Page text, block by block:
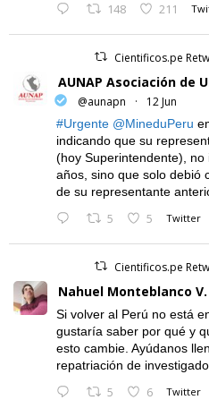
148 211
Cientificos.pe
AUNAP Asociación de
@aunapn · 12 Jun
#Urgente @MineduPeru
indicando que su
(hoy Superintendente),
años, sino que solo debió
de su representante
5 5 Twitter
Cientificos.pe
Nahuel Monteblanco V.
Si volver al Perú no está
gustaría saber por qué y
esto cambie. Ayúdanos
repatriación de
5 6 Twitter